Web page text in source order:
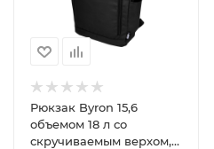
Рюкзак Byron 15,6
объемом 18 л со
скручиваемым верхом,